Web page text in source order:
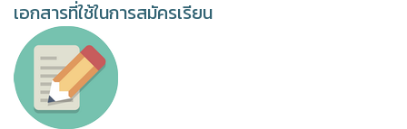
เอกสารที่ใช้ในการสมัครเรียน